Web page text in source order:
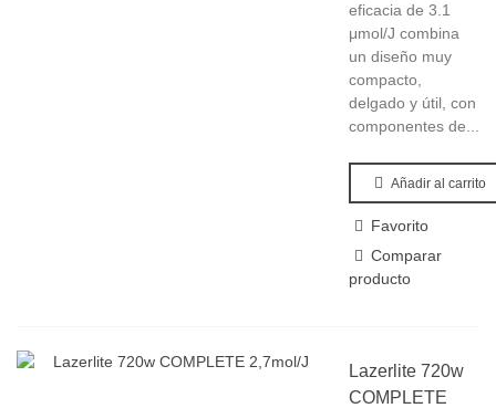
eficacia de 3.1
μmol/J combina
un diseño muy
compacto,
delgado y útil, con
componentes de...
Añadir al carrito
Favorito
Comparar
producto
Lazerlite 720w
COMPLETE